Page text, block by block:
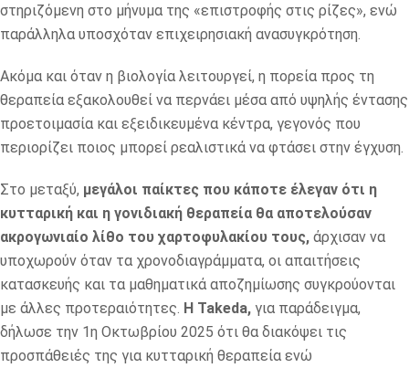
στηριζόμενη στο μήνυμα της «επιστροφής στις ρίζες», ενώ
παράλληλα υποσχόταν επιχειρησιακή ανασυγκρότηση.
Ακόμα και όταν η βιολογία λειτουργεί, η πορεία προς τη
θεραπεία εξακολουθεί να περνάει μέσα από υψηλής έντασης
προετοιμασία και εξειδικευμένα κέντρα, γεγονός που
περιορίζει ποιος μπορεί ρεαλιστικά να φτάσει στην έγχυση.
Στο μεταξύ, μεγάλοι παίκτες που κάποτε έλεγαν ότι η
κυτταρική και η γονιδιακή θεραπεία θα αποτελούσαν
ακρογωνιαίο λίθο του χαρτοφυλακίου τους, άρχισαν να
υποχωρούν όταν τα χρονοδιαγράμματα, οι απαιτήσεις
κατασκευής και τα μαθηματικά αποζημίωσης συγκρούονται
με άλλες προτεραιότητες. Η Takeda, για παράδειγμα,
δήλωσε την 1η Οκτωβρίου 2025 ότι θα διακόψει τις
προσπάθειές της για κυτταρική θεραπεία ενώ